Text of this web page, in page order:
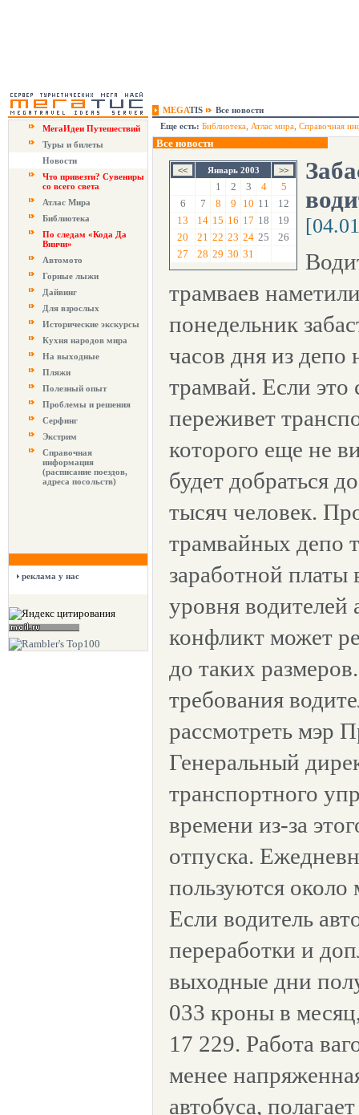
MEGATIS
Все новости
МегаИдеи Путешествий
Туры и билеты
Новости
Что привезти? Сувениры
со всего света
Атлас Мира
Библиотека
По следам «Кода Да
Винчи»
Автомото
Горные лыжи
Дайвинг
Для взрослых
Исторические экскурсы
Кухня народов мира
На выходные
Пляжи
Полезный опыт
Проблемы и решения
Серфинг
Экстрим
Справочная
информация
(расписание поездов,
адреса посольств)
реклама у нас
Еще есть: Библиотека Атлас мира Справочная
Все новости
Январь 2003
1 2 3 4
5
6
7 8 9 10 11
12
13
14 15 16 17 18
19
20
21 22 23 24 25
26
27
28 29 30 31
трамваев
понедельник
часов дня из депо
трамвай. Если это
переживет
которого еще не
будет добраться
тысяч человек.
трамвайных депо
заработной платы
уровня водителей
конфликт может
до таких
требования
рассмотреть мэр
Генеральный
транспортного
времени из-за
отпуска.
пользуются
Если водитель
переработки и
выходные дни
033 кроны в
17 229. Работа
менее
автобуса,